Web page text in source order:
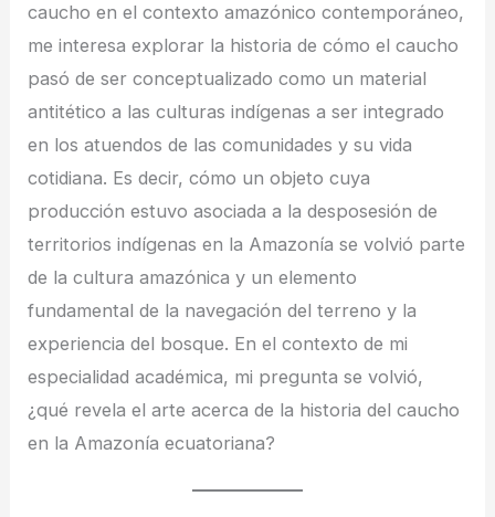
caucho en el contexto amazónico contemporáneo,
me interesa explorar la historia de cómo el caucho
pasó de ser conceptualizado como un material
antitético a las culturas indígenas a ser integrado
en los atuendos de las comunidades y su vida
cotidiana. Es decir, cómo un objeto cuya
producción estuvo asociada a la desposesión de
territorios indígenas en la Amazonía se volvió parte
de la cultura amazónica y un elemento
fundamental de la navegación del terreno y la
experiencia del bosque. En el contexto de mi
especialidad académica, mi pregunta se volvió,
¿qué revela el arte acerca de la historia del caucho
en la Amazonía ecuatoriana?